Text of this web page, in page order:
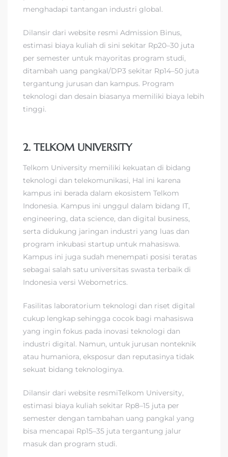
menghadapi tantangan industri global.
Dilansir dari website resmi Admission Binus,
estimasi biaya kuliah di sini sekitar Rp20–30 juta
per semester untuk mayoritas program studi,
ditambah uang pangkal/DP3 sekitar Rp14–50 juta
tergantung jurusan dan kampus. Program
teknologi dan desain biasanya memiliki biaya lebih
tinggi.
2. TELKOM UNIVERSITY
Telkom University memiliki kekuatan di bidang
teknologi dan telekomunikasi, Hal ini karena
kampus ini berada dalam ekosistem Telkom
Indonesia. Kampus ini unggul dalam bidang IT,
engineering, data science, dan digital business,
serta didukung jaringan industri yang luas dan
program inkubasi startup untuk mahasiswa.
Kampus ini juga sudah menempati posisi teratas
sebagai salah satu universitas swasta terbaik di
Indonesia versi Webometrics.
Fasilitas laboratorium teknologi dan riset digital
cukup lengkap sehingga cocok bagi mahasiswa
yang ingin fokus pada inovasi teknologi dan
industri digital. Namun, untuk jurusan nonteknik
atau humaniora, eksposur dan reputasinya tidak
sekuat bidang teknologinya.
Dilansir dari website resmiTelkom University,
estimasi biaya kuliah sekitar Rp8–15 juta per
semester dengan tambahan uang pangkal yang
bisa mencapai Rp15–35 juta tergantung jalur
masuk dan program studi.